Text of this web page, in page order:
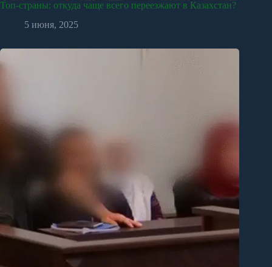
Топ-страны: откуда чаще всего переезжают в Казахстан?
5 июня, 2025